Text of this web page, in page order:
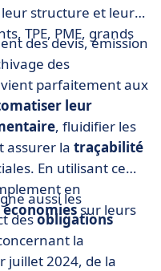
leur structure et leur
TPE, PME, grands
des devis, émission
des
parfaitement aux
leur
, fluidifier les
assurer la traçabilité
En utilisant ce
en
économiessur leurs
aussi les
desobligations
la
juillet 2024, de la